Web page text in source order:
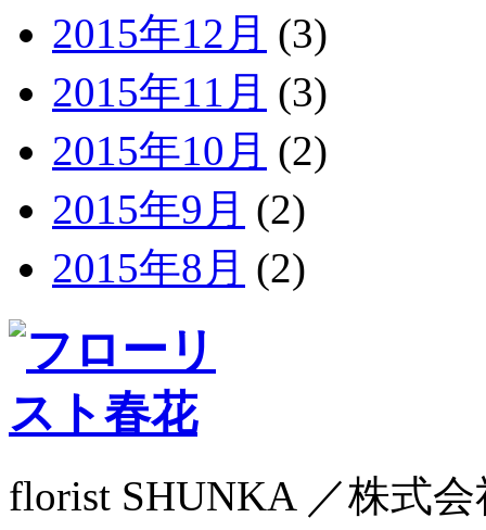
2015年12月 (3)
2015年11月 (3)
2015年10月 (2)
2015年9月 (2)
2015年8月 (2)
florist SHUNKA ／株式